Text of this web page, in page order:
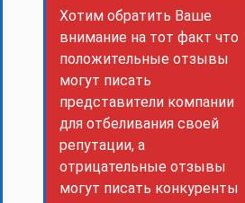
Хотим обратить Ваше
внимание на тот факт что
положительные отзывы
могут писать
представители компании
для отбеливания своей
репутации, а
отрицательные отзывы
могут писать конкуренты